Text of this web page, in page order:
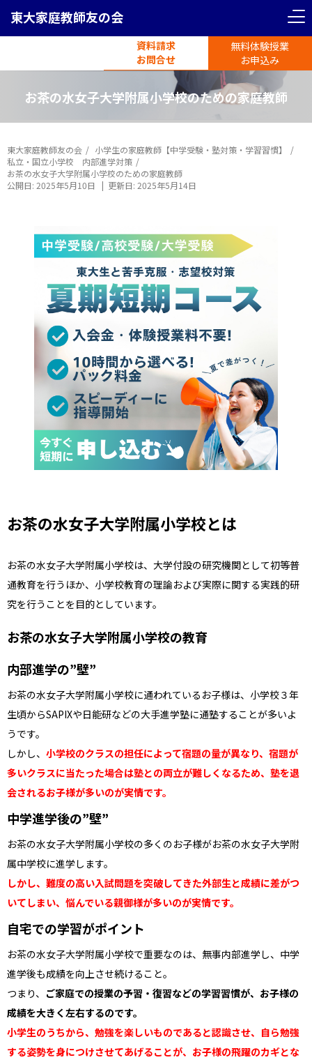
東大家庭教師友の会
資料請求
お問合せ
無料体験授業
お申込み
お茶の水女子大学附属小学校のための家庭教師
東大家庭教師友の会
小学生の家庭教師【中学受験・塾対策・学習習慣】
私立・国立小学校 内部進学対策
お茶の水女子大学附属小学校のための家庭教師
公開日: 2025年5月10日 更新日: 2025年5月14日
お茶の水女子大学附属小学校とは
お茶の水女子大学附属小学校は、 大学付設の研究機関として初等普
通教育を行うほか、小学校教育の理論および実際に関する実践的研
究を行うことを目的としています。
お茶の水女子大学附属小学校の教育
内部進学の”壁”
お茶の水女子大学附属小学校に通われているお子様は、小学校３年
生頃からSAPIXや日能研などの大手進学塾に通塾することが多いよ
うです。
しかし、 小学校のクラスの担任によって宿題の量が異なり、宿題が
多いクラスに当たった場合は塾との両立が難しくなるため、塾を退
会されるお子様が多いのが実情です。
中学進学後の”壁”
お茶の水女子大学附属小学校の多くのお子様がお茶の水女子大学附
属中学校に進学します。
しかし、難度の高い入試問題を突破してきた外部生と成績に差がつ
いてしまい、悩んでいる親御様が多いのが実情です。
自宅での学習がポイント
お茶の水女子大学附属小学校で重要なのは、無事内部進学し、中学
進学後も成績を向上させ続けること。
つまり、 ご家庭での授業の予習・復習などの学習習慣が、お子様の
成績を大きく左右するのです。
小学生のうちから、勉強を楽しいものであると認識させ、自ら勉強
する姿勢を身につけさせてあげることが、お子様の飛躍のカギとな